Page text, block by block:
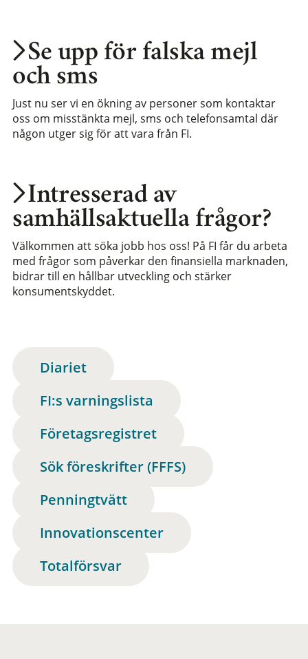
Intresserad av
samhällsaktuella frågor?
Välkommen att söka jobb hos oss! På FI får du arbeta
med frågor som påverkar den finansiella marknaden,
bidrar till en hållbar utveckling och stärker
konsumentskyddet.
Se upp för falska mejl
och sms
Just nu ser vi en ökning av personer som kontaktar
oss om misstänkta mejl, sms och telefonsamtal där
någon utger sig för att vara från FI.
Diariet
FI:s varningslista
Företagsregistret
Sök föreskrifter (FFFS)
Penningtvätt
Innovationscenter
Totalförsvar